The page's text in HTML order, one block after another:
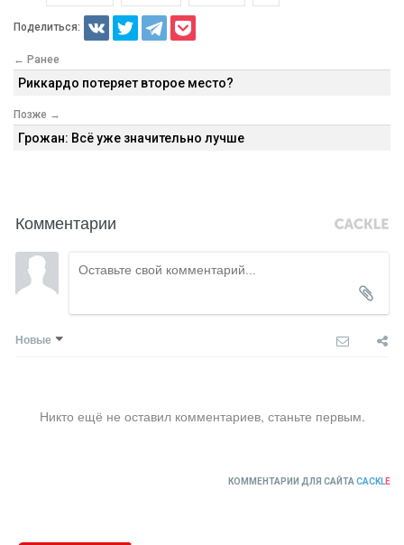
Поделиться:
← Ранее
Риккардо потеряет второе место?
Позже →
Грожан: Всё уже значительно лучше
Комментарии
Новые
Никто ещё не оставил комментариев, станьте первым.
КОММЕНТАРИИ ДЛЯ САЙТА CACKLE